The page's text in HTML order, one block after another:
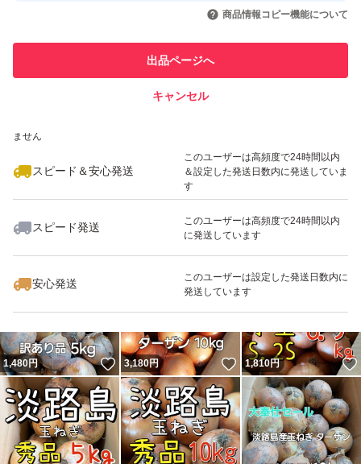
引を完了させた実績があります
での取引実績があります
ません
スピード＆安心発送
このユーザーは高頻度で24時間以内
＆設定した発送日数内に発送していま
す
スピード発送
このユーザーは高頻度で24時間以内
に発送しています
安心発送
このユーザーは設定した発送日数内に
発送しています
商品情報コピー機能について
出品ページへ
キャンセル
いいね！
2,500
1,480円 いいね！
3,180円 いいね！
1,810円